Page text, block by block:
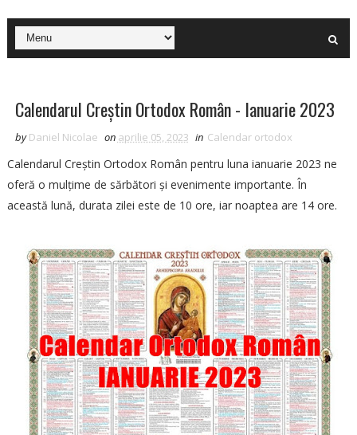
Calendarul Creștin Ortodox Român - Ianuarie 2023
by Daniel Nicolae on aprilie 05, 2023 in Calendar ortodox
Calendarul Creștin Ortodox Român pentru luna ianuarie 2023 ne
oferă o mulțime de sărbători și evenimente importante. În
această lună, durata zilei este de 10 ore, iar noaptea are 14 ore.